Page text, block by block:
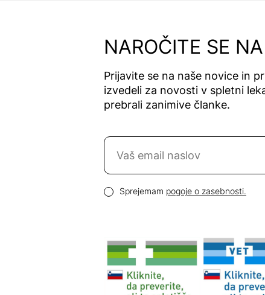
NAROČITE SE
Prijavite se na naše novice in
izvedeli za novosti v spletni
prebrali zanimive članke.
Naročite se na novice
Pogoji zasebnosti
Sprejemam pogoje o zasebnosti.